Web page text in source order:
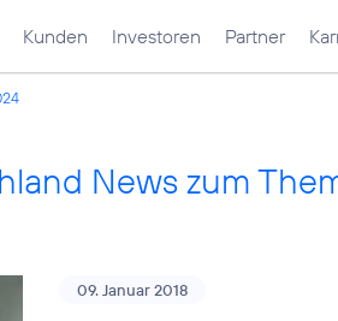
Kunden Investoren Partner
News zum
09. Januar 2018